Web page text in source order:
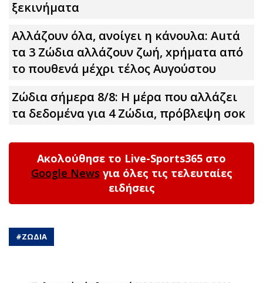
ξεκινήματα
Αλλάζουν όλα, ανοίγει η κάνουλα: Αuτά
τα 3 Zώδια αλλάζουν ζωή, xpήματα από
το πουθενά μέχρι τέλος Αυγούστου
Ζώδια σήμερα 8/8: Η μέρα που αλλάζει
τα δεδομένα για 4 Zώδια, πρόβλεψη σoκ
Ακολούθησε το Live-Sports365 στο
Google News για όλες τις τελευταίες
ειδήσεις
#ΖΩΔΙΑ